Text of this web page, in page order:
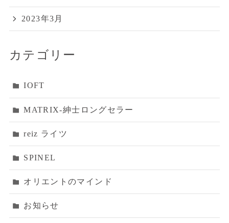
2023年3月
カテゴリー
IOFT
MATRIX‐紳士ロングセラー
reiz ライツ
SPINEL
オリエントのマインド
お知らせ